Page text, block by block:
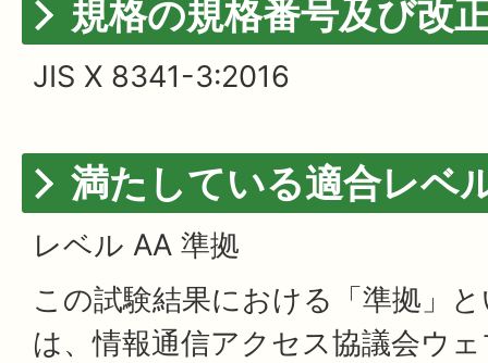
規格の規格番号及び改
JIS X 8341-3:2016
満たしている適合レベ
レベル AA 準拠
この試験結果における「準拠」
は、情報通信アクセス協議会ウ